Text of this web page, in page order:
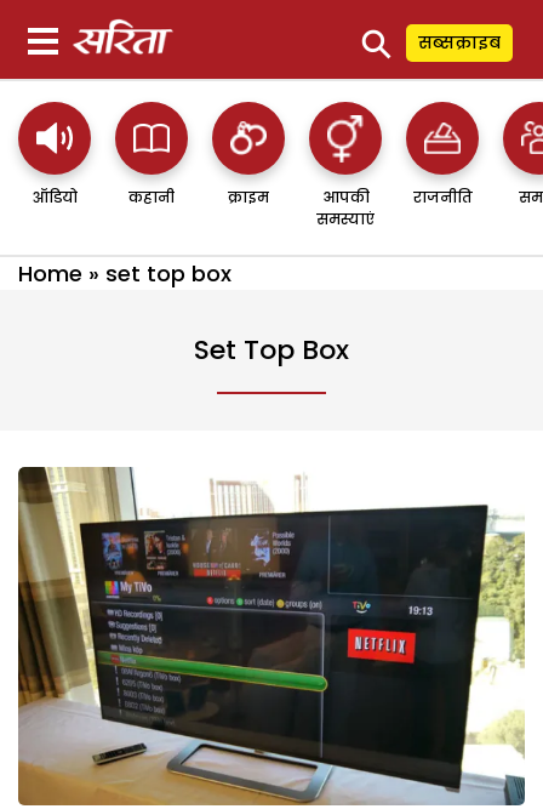
⚲ सब्सक्राइब
ऑडियो कहानी क्राइम
आपकी
समस्याएं
राजनीति
Home » set top box
Set Top Box